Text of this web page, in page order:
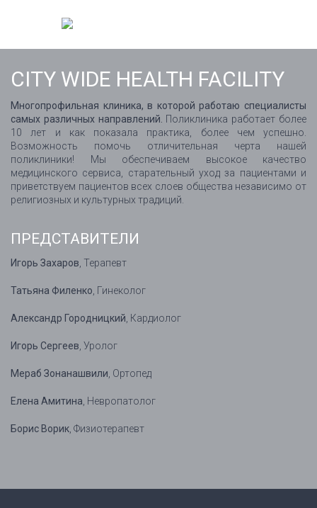
CITY WIDE HEALTH FACILITY
Многопрофильная клиника, в которой работаю специалисты
самых различных направлений.
Поликлиника работает более
10 лет и как показала практика, более чем успешно.
Возможность помочь отличительная черта нашей
поликлиники! Мы обеспечиваем высокое качество
медицинского сервиса, старательный уход за пациентами и
приветствуем пациентов всех слоев общества независимо от
религиозных и культурных традиций.
ПРЕДСТАВИТЕЛИ
Игорь Захаров , Терапевт
Татьяна Филенко , Гинеколог
Александр Городницкий , Кардиолог
Игорь Сергеев , Уролог
Мераб Зонанашвили , Ортопед
Елена Амитина , Невропатолог
Борис Ворик , Физиотерапевт